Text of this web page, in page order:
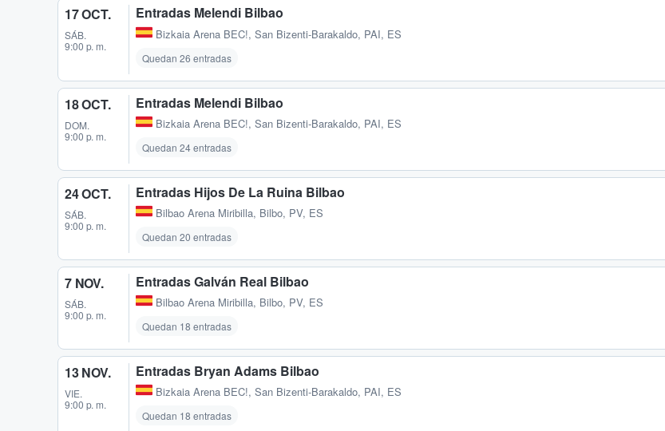
17 OCT.
SÁB.
9:00 p. m.
Entradas Melendi Bilbao
Bizkaia Arena BEC!, San Bizenti-Barakaldo, PAI, ES
Quedan 26 entradas
18 OCT.
DOM.
9:00 p. m.
Entradas Melendi Bilbao
Bizkaia Arena BEC!, San Bizenti-Barakaldo, PAI, ES
Quedan 24 entradas
24 OCT.
SÁB.
9:00 p. m.
Entradas Hijos De La Ruina Bilbao
Bilbao Arena Miribilla, Bilbo, PV, ES
Quedan 20 entradas
7 NOV.
SÁB.
9:00 p. m.
Entradas Galván Real Bilbao
Bilbao Arena Miribilla, Bilbo, PV, ES
Quedan 18 entradas
13 NOV.
VIE.
9:00 p. m.
Entradas Bryan Adams Bilbao
Bizkaia Arena BEC!, San Bizenti-Barakaldo, PAI, ES
Quedan 18 entradas